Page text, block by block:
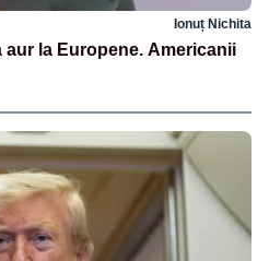
Ionuț Nichita
la Europene. Americanii